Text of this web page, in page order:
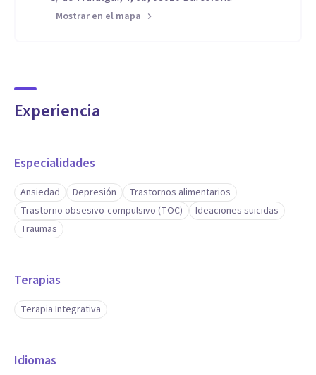
Mostrar en el mapa
Experiencia
Especialidades
Ansiedad Depresión
Trastornos alimentarios
Trastorno obsesivo-compulsivo (TOC)
Ideaciones suicidas
Traumas
Terapias
Terapia Integrativa
Idiomas